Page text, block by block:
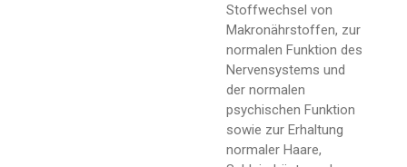
Stoffwechsel von
Makronährstoffen, zur
normalen Funktion des
Nervensystems und
der normalen
psychischen Funktion
sowie zur Erhaltung
normaler Haare,